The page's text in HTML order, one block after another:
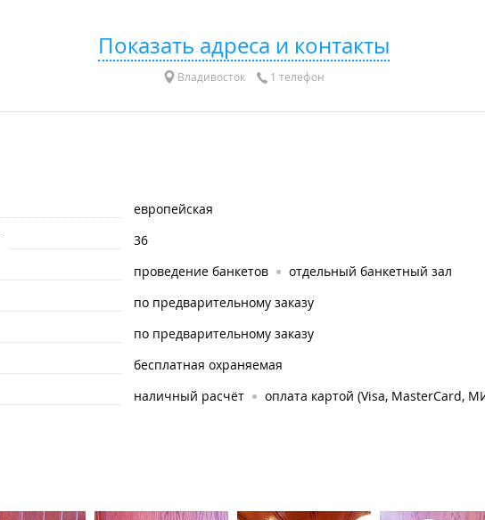
Показать адреса и контакты
Владивосток 1 телефон
европейская
36
проведение банкетов
отдельный банкетный зал
по предварительному заказу
по предварительному заказу
бесплатная охраняемая
наличный расчёт оплата картой (Visa, MasterCard,